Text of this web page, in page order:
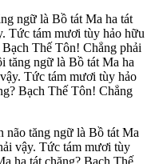
ngữ là Bồ tát Ma ha tát
Tức tám mươi tùy hảo hữu
Thế Tôn! Chẳng phải
tăng ngữ là Bồ tát Ma ha
Tức tám mươi tùy hảo
Bạch Thế Tôn! Chẳng
não tăng ngữ là Bồ tát Ma
vậy. Tức tám mươi tùy
ha tát chăng? Bạch Thế